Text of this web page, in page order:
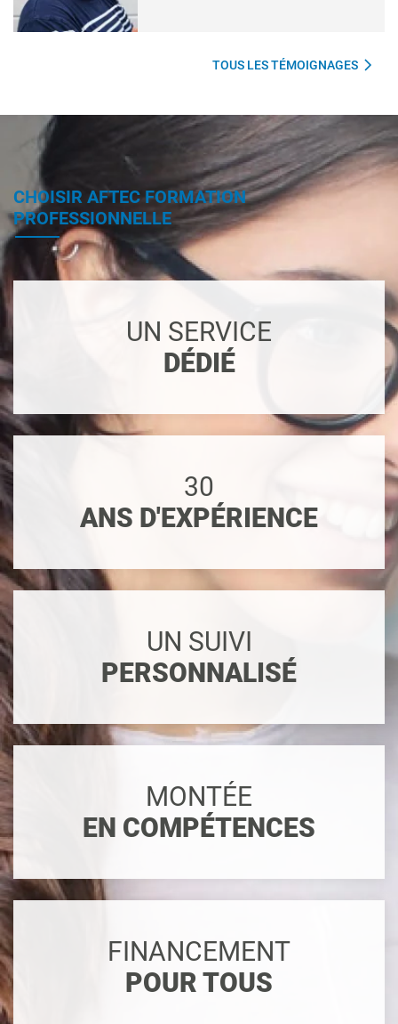
TOUS LES TÉMOIGNAGES
CHOISIR AFTEC FORMATION
PROFESSIONNELLE
UN SERVICE
DÉDIÉ
30
ANS D'EXPÉRIENCE
UN SUIVI
PERSONNALISÉ
MONTÉE
EN COMPÉTENCES
FINANCEMENT
POUR TOUS